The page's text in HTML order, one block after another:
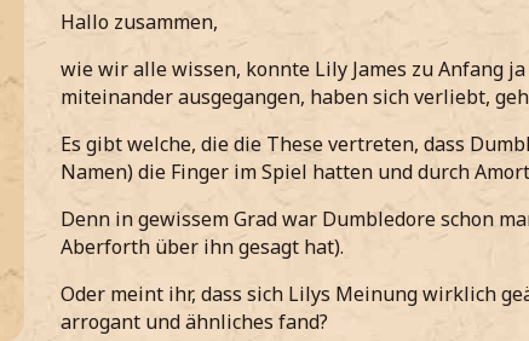
Hallo zusammen,
wie wir alle wissen, konnte Lily James zu Anfang
miteinander ausgegangen, haben sich verliebt,
Es gibt welche, die die These vertreten, dass
Namen) die Finger im Spiel hatten und durch
Denn in gewissem Grad war Dumbledore schon
Aberforth über ihn gesagt hat).
Oder meint ihr, dass sich Lilys Meinung wirklich
arrogant und ähnliches fand?